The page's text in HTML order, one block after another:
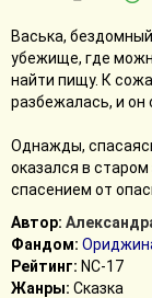
Васька,
убежище, где
найти пищу. К
разбежалась, и он
Однажды,
оказался в
спасением от
Автор:
Фандом:
Рейтинг: NC-17
Жанры: Сказка